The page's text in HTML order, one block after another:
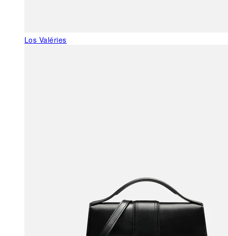
Los Valéries